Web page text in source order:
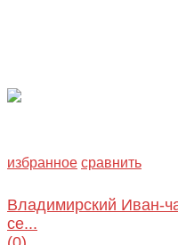
избранное сравнить
Владимирский Иван-
се...